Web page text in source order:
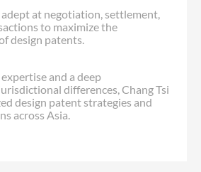
at negotiation, settlement,
to maximize the
design patents.
and a deep
differences, Chang Tsi
design patent strategies and
across Asia.